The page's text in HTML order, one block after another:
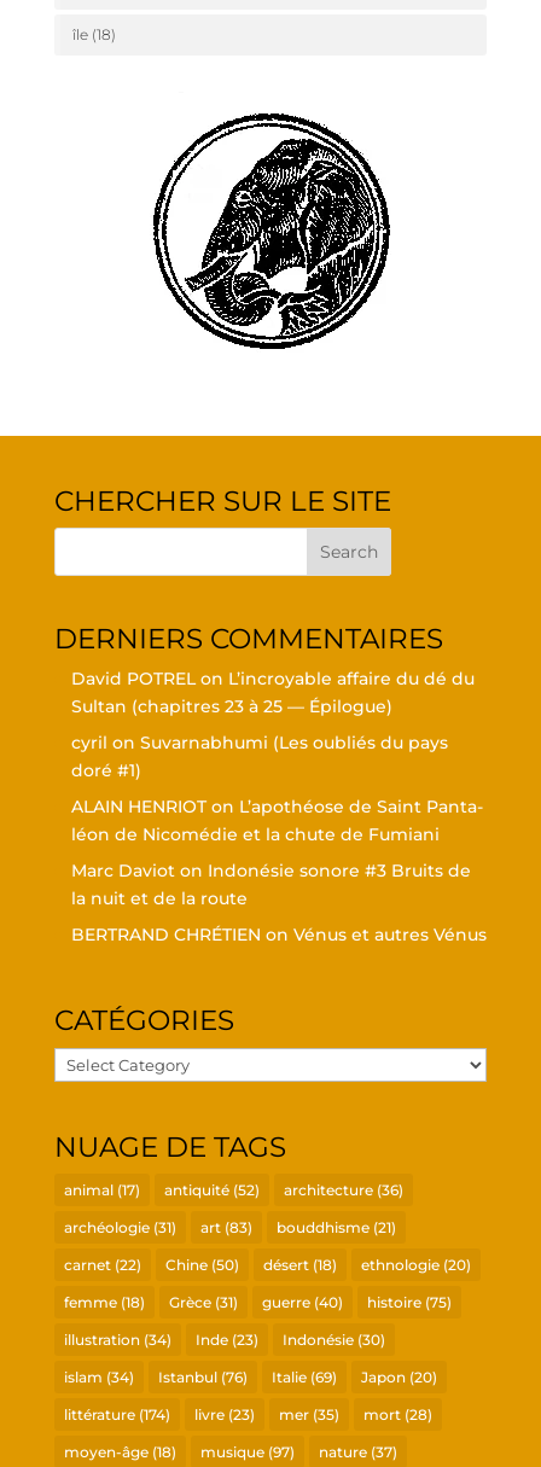
île(18)
CHER­CHER SUR LE SITE
DER­NIERS COMMENTAIRES
David POTRELon L’in­croyable affaire du dé du
Sul­tan (cha­pitres 23 à 25 — Épilogue)
cyril on Suvar­nabhu­mi (Les oubliés du pays
doré #1)
ALAIN HENRIOTon L’a­po­théose de Saint Pan­ta­
léon de Nico­mé­die et la chute de Fumiani
Marc Davioton Indo­né­sie sonore #3 Bruits de
la nuit et de la route
BERTRAND CHRÉTIEN on Vénus et autres Vénus
CATÉ­GO­RIES
Caté­
go­
NUAGE DE TAGS
animal(17) antiquité(52) architecture(36)
archéologie(31) art(83) bouddhisme(21)
carnet(22) Chine(50) désert(18) ethnologie(20)
femme(18) Grèce(31) guerre(40) histoire(75)
illustration(34) Inde(23) Indonésie(30)
islam (34) Istanbul(76) Italie(69) Japon(20)
littérature(174) livre(23) mer(35) mort(28)
moyen-âge(18) musique(97) nature(37)